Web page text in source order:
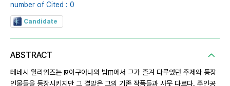
number of Cited : 0
Candidate
ABSTRACT
테네시 윌리엄즈는 ꡔ이구아나의 밤ꡕ에서 그가 즐겨 다루었던 주제와 등장
인물들을 등장시키지만 그 결말은 그의 기존 작품들과 사뭇 다르다. 주인공